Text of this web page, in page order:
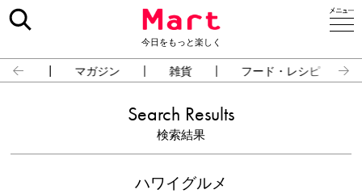
今日をもっと楽しく
占い マガジン 雑貨 フード・レシピ
Search Results
検索結果
ハワイグルメ